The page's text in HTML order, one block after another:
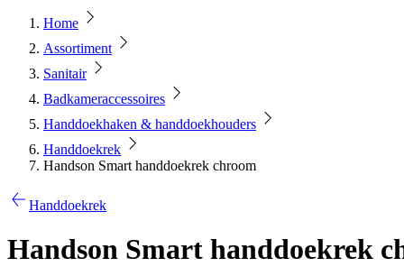
Home
Assortiment
Sanitair
Badkameraccessoires
Handdoekhaken & handdoekhouders
Handdoekrek
Handson Smart handdoekrek chroom
Handdoekrek
Handson Smart handdoekrek